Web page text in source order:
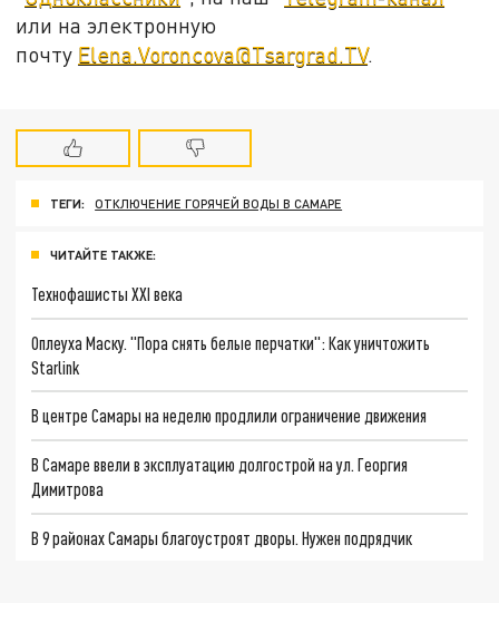
или на электронную
почту Elena.Voroncova@Tsargrad.TV.
ТЕГИ: ОТКЛЮЧЕНИЕ ГОРЯЧЕЙ ВОДЫ В САМАРЕ
ЧИТАЙТЕ ТАКЖЕ:
Технофашисты XXI века
Оплеуха Маску. "Пора снять белые перчатки": Как уничтожить
Starlink
В центре Самары на неделю продлили ограничение движения
В Самаре ввели в эксплуатацию долгострой на ул. Георгия
Димитрова
В 9 районах Самары благоустроят дворы. Нужен подрядчик